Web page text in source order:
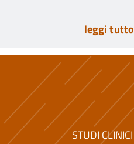
leggi tutto
STUDI CLINICI